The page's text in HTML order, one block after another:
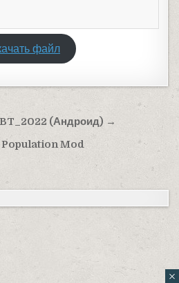
файл
записям
(Андроид) →
Population Mod